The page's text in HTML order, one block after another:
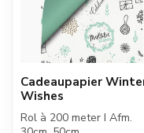
Cadeaupapier
Wishes
Rol à 200 meter I Afm.